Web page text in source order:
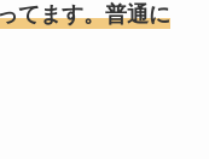
てます。普通に